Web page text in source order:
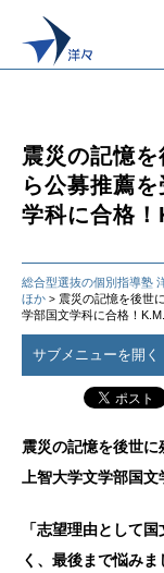
震災の記憶
ら公募推薦
学科に合格
総合型選抜の個別指導塾
ほか > 震災の記憶を後世
学部国文学科に合格！
サブメニューを開く
震災の記憶を後世に
上智大学文学部国文
「志望理由として
く、最後まで悩み